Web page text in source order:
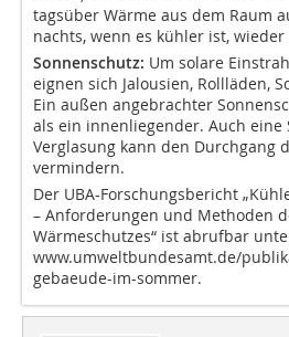
tagsüber Wärme aus dem Raum
nachts, wenn es kühler ist, wieder
Sonnenschutz: Um solare
eignen sich Jalousien, Rollläden,
Ein außen angebrachter
als ein innenliegender. Auch eine
Verglasung kann den Durchgang
vermindern.
Der UBA-Forschungsbericht
– Anforderungen und Methoden
Wärmeschutzes“ ist abrufbar
www.umweltbundesamt.de/
gebaeude-im-sommer.